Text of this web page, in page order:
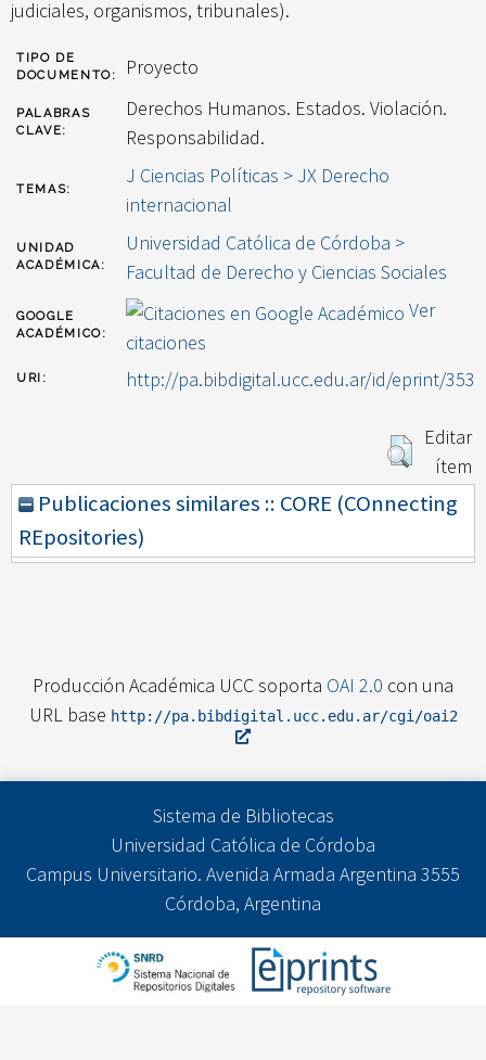
judiciales, organismos, tribunales).
TIPO DE
DOCUMENTO:
Proyecto
PALABRAS
CLAVE:
Derechos Humanos. Estados. Violación.
Responsabilidad.
TEMAS:
J Ciencias Políticas > JX Derecho
internacional
UNIDAD
ACADÉMICA:
Universidad Católica de Córdoba >
Facultad de Derecho y Ciencias Sociales
GOOGLE
ACADÉMICO:
Ver
citaciones
URI: http://pa.bibdigital.ucc.edu.ar/id/eprint/353
Editar
ítem
Publicaciones similares :: CORE (COnnecting
REpositories)
Producción Académica UCC soporta OAI 2.0 con una
URL base http://pa.bibdigital.ucc.edu.ar/cgi/oai2
Sistema de Bibliotecas
Universidad Católica de Córdoba
Campus Universitario. Avenida Armada Argentina 3555
Córdoba, Argentina